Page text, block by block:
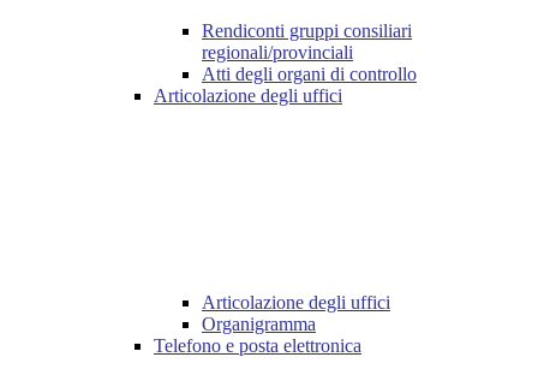
Rendiconti gruppi consiliari
regionali/provinciali
Atti degli organi di controllo
Articolazione degli uffici
Articolazione degli uffici
Organigramma
Telefono e posta elettronica